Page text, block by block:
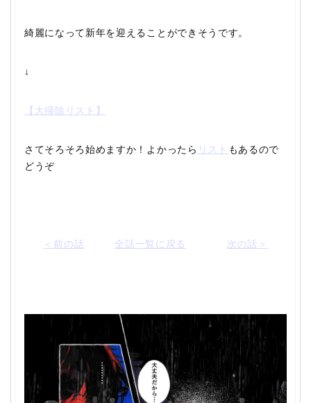
綺麗になって新年を迎えることができそうです。
↓
【大掃除リスト】
さてそろそろ始めますか！よかったら リスト もあるので
どうぞ
＜前の話 全話一覧に戻る 次の話＞